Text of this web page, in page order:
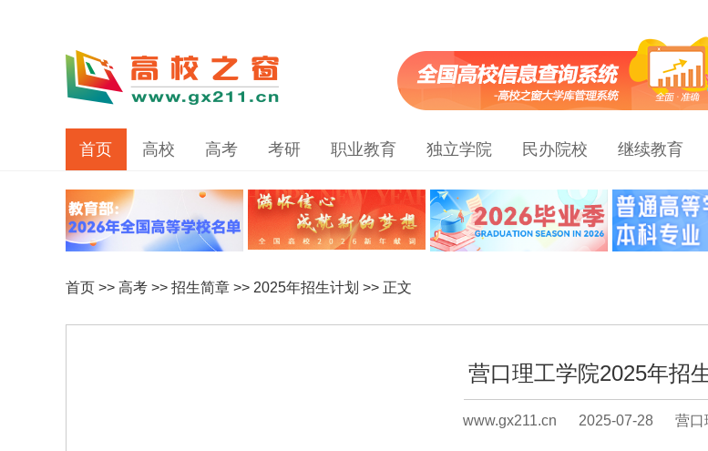
首页 高校 高考 考研 职业教育 独立学院 民办院校 继续教育
首页 >> 高考 >> 招生简章 >> 2025年招生计划 >> 正文
营口理工学院2025年招
www.gx211.cn 2025-07-28 营口